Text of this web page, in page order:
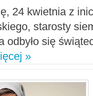
24 kwietnia z
starosty
odbyło się
»